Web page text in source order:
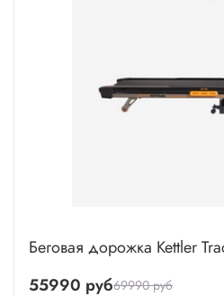
Беговая дорожка Kettler
55990 руб69990 руб